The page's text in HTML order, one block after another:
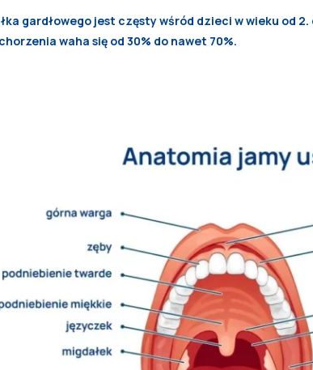
gardłowego jest częsty wśród dzieci w wieku od 2.
waha się od 30% do nawet 70%.